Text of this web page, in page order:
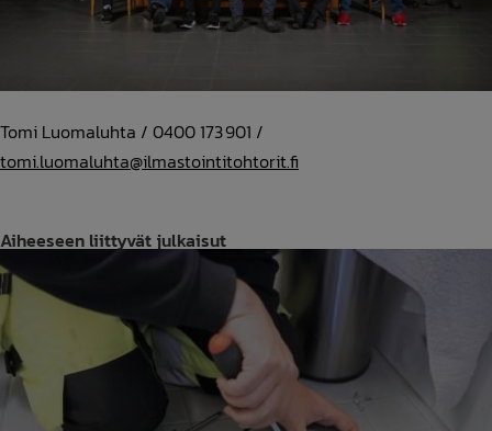
Tomi Luomaluhta / 0400 173 901 /
tomi.luomaluhta@ilmastointitohtorit.fi
Aiheeseen liittyvät julkaisut